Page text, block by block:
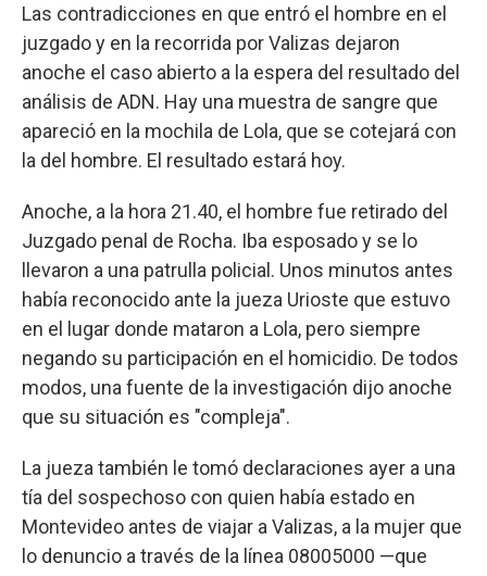
Las contradicciones en que entró el hombre en el
juzgado y en la recorrida por Valizas dejaron
anoche el caso abierto a la espera del resultado del
análisis de ADN. Hay una muestra de sangre que
apareció en la mochila de Lola, que se cotejará con
la del hombre. El resultado estará hoy.
Anoche, a la hora 21.40, el hombre fue retirado del
Juzgado penal de Rocha. Iba esposado y se lo
llevaron a una patrulla policial. Unos minutos antes
había reconocido ante la jueza Urioste que estuvo
en el lugar donde mataron a Lola, pero siempre
negando su participación en el homicidio. De todos
modos, una fuente de la investigación dijo anoche
que su situación es "compleja".
La jueza también le tomó declaraciones ayer a una
tía del sospechoso con quien había estado en
Montevideo antes de viajar a Valizas, a la mujer que
lo denuncio a través de la línea 08005000 —que